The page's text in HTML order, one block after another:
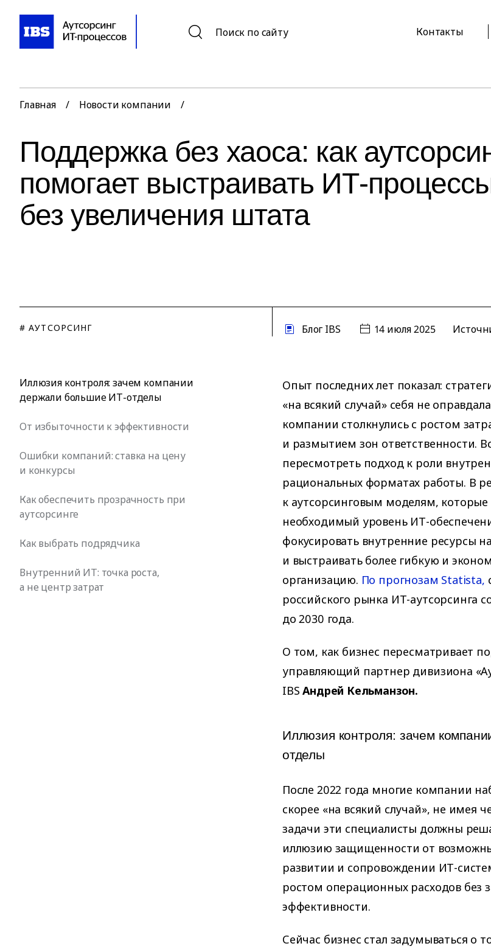
Поиск по сайту Контакты
Главная / Новости компании /
Поддержка без хаоса: как
помогает выстраивать ИТ-
без увеличения штата
# АУТСОРСИНГ Блог IBS 14 июля 2025
Иллюзия контроля: зачем компании
держали большие ИТ-отделы
От избыточности к эффективности
Ошибки компаний: ставка на цену
и конкурсы
Как обеспечить прозрачность при
аутсорсинге
Как выбрать подрядчика
Внутренний ИТ: точка роста,
а не центр затрат
Опыт последних лет показал:
«на всякий случай» себя не
компании столкнулись с ростом
и размытием зон ответственности.
пересмотреть подход к роли
рациональных форматах работы. В
к аутсорсинговым моделям,
необходимый уровень ИТ-
фокусировать внутренние ресурсы
и выстраивать более гибкую и
организацию. По прогнозам Statista,
российского рынка ИТ-аутсорсинга
до 2030 года.
О том, как бизнес пересматривает
управляющий партнер дивизиона
IBSАндрей Кельманзон.
Иллюзия контроля: зачем
отделы
После 2022 года многие компании
скорее «на всякий случай», не имея
задачи эти специалисты должны
иллюзию защищенности от
развитии и сопровождении ИТ-
ростом операционных расходов без
эффективности.
Сейчас бизнес стал задумываться о